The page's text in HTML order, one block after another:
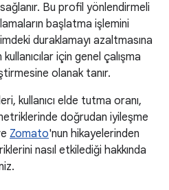
Bu profil yönlendirmeli
başlatma işlemini
duraklamayı azaltmasına
için genel çalışma
olanak tanır.
kullanıcı elde tutma oranı,
doğrudan iyileşme
Zomato'nun hikayelerinden
nasıl etkilediği hakkında